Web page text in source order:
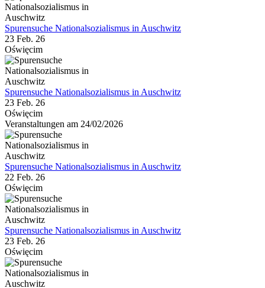
Spurensuche Nationalsozialismus in Auschwitz
23 Feb. 26
Oświęcim
Spurensuche Nationalsozialismus in Auschwitz
23 Feb. 26
Oświęcim
Veranstaltungen am 24/02/2026
Spurensuche Nationalsozialismus in Auschwitz
22 Feb. 26
Oświęcim
Spurensuche Nationalsozialismus in Auschwitz
23 Feb. 26
Oświęcim